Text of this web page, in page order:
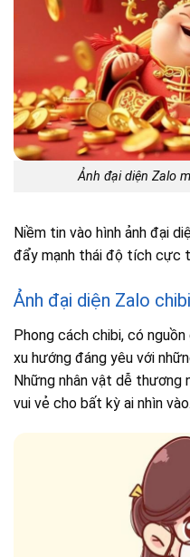
Ảnh đại diện Zalo
Niềm tin vào hình ảnh đại
đẩy mạnh thái độ tích cực
Ảnh đại diện Zalo
Phong cách chibi, có
xu hướng đáng yêu với
Những nhân vật dễ thương
vui vẻ cho bất kỳ ai nhìn vào.